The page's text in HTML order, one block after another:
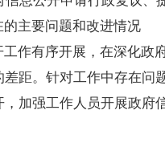
主要问题和改进情况
作有序开展，在深化政
距。针对工作中存在
加强工作人员开展政